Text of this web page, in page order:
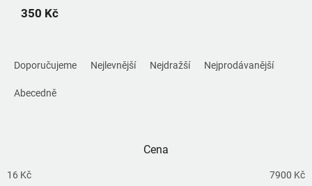
350 Kč
o
Doporučujeme Nejlevnější Nejdražší Nejprodávanější
Abecedně
Cena
16 Kč 7900 Kč